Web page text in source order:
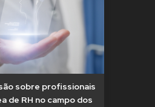
sobre profissionais
de RH no campo dos